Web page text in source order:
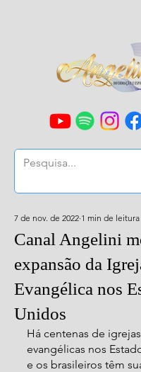
Canal Angelini
expansão da
Evangélica nos
Unidos
7 de nov. de 2022 1 min de leitura
Há centenas de igrejas
evangélicas nos
e os brasileiros têm